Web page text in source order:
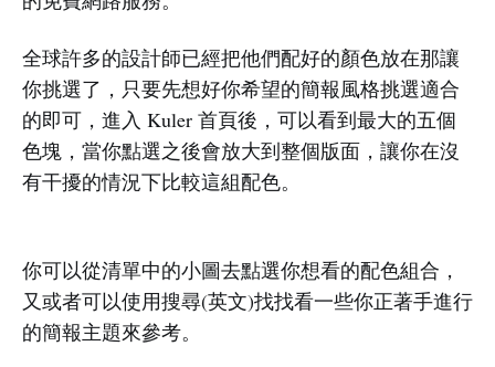
全球許多的設計師已經把他們配好的顏色放在那讓
你挑選了，只要先想好你希望的簡報風格挑選適合
的即可，進入 Kuler 首頁後，可以看到最大的五個
色塊，當你點選之後會放大到整個版面，讓你在沒
有干擾的情況下比較這組配色。
你可以從清單中的小圖去點選你想看的配色組合，
又或者可以使用搜尋(英文)找找看一些你正著手進行
的簡報主題來參考。